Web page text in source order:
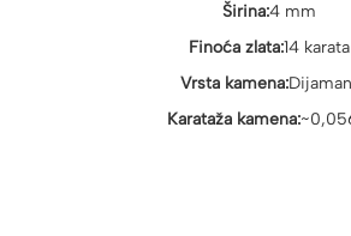
Širina:4 mm
Finoća zlata:14 karata
Vrsta kamena:
Karataža kamena: